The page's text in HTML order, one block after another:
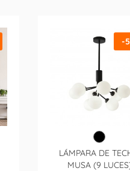
LÁMPARA DE
MUSA (9
-